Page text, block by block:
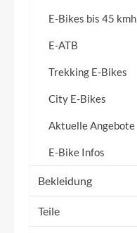
E-Bikes bis 45 kmh
E-ATB
Trekking E-Bikes
City E-Bikes
Aktuelle Angebote
E-Bike Infos
Bekleidung
Teile